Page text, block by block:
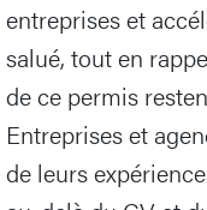
entreprises et
salué, tout en
de ce permis
Entreprises et
de leurs